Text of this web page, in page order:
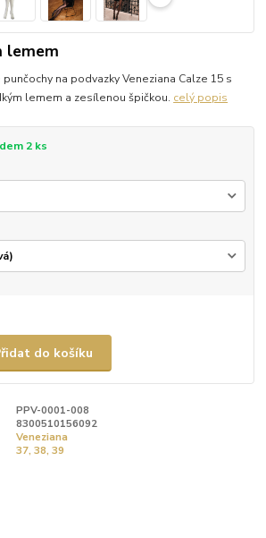
lemem
na podvazky Veneziana Calze 15 s
lemem a zesílenou špičkou. celý popis
2 ks
do košíku
PPV-0001-008
8300510156092
Veneziana
37, 38, 39